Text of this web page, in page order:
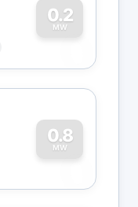
0.2
MW
0
0.8
MW
0